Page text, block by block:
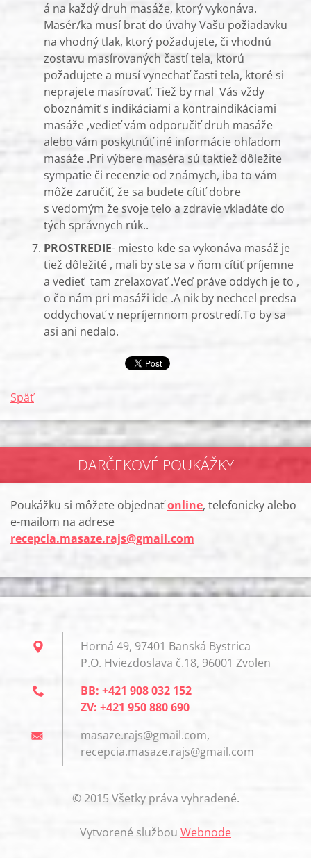
á na každý druh masáže, ktorý vykonáva.
Masér/ka musí brať do úvahy Vašu požiadavku
na vhodný tlak, ktorý požadujete, či vhodnú
zostavu masírovaných častí tela, ktorú
požadujete a musí vynechať časti tela, ktoré si
neprajete masírovať. Tiež by mal Vás vždy
oboznámiť s indikáciami a kontraindikáciami
masáže ,vedieť vám odporučiť druh masáže
alebo vám poskytnúť iné informácie ohľadom
masáže .Pri výbere maséra sú taktiež dôležite
sympatie či recenzie od známych, iba to vám
môže zaručiť, že sa budete cítiť dobre
s vedomým že svoje telo a zdravie vkladáte do
tých správnych rúk..
PROSTREDIE- miesto kde sa vykonáva masáž je
tiež dôležité , mali by ste sa v ňom cítiť príjemne
a vedieť tam zrelaxovať .Veď práve oddych je to ,
o čo nám pri masáži ide .A nik by nechcel predsa
oddychovať v nepríjemnom prostredí.To by sa
asi ani nedalo.
Späť
DARČEKOVÉ POUKÁŽKY
Poukážku si môžete objednaťonline, telefonicky alebo
e-mailom na adrese
recepcia.masaze.rajs@gmail.com
Horná 49, 97401 Banská Bystrica
P.O. Hviezdoslava č.18, 96001 Zvolen
BB: +421 908 032 152
ZV: +421 950 880 690
masaze.rajs@gmail.com,
recepcia.masaze.rajs@gmail.com
© 2015 Všetky práva vyhradené.
Vytvorené službou Webnode